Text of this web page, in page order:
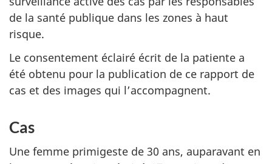
de la santé publique dans les zones à haut
risque.
Le consentement éclairé écrit de la patiente a
été obtenu pour la publication de ce rapport de
cas et des images qui l’accompagnent.
Cas
Une femme primigeste de 30 ans, auparavant en